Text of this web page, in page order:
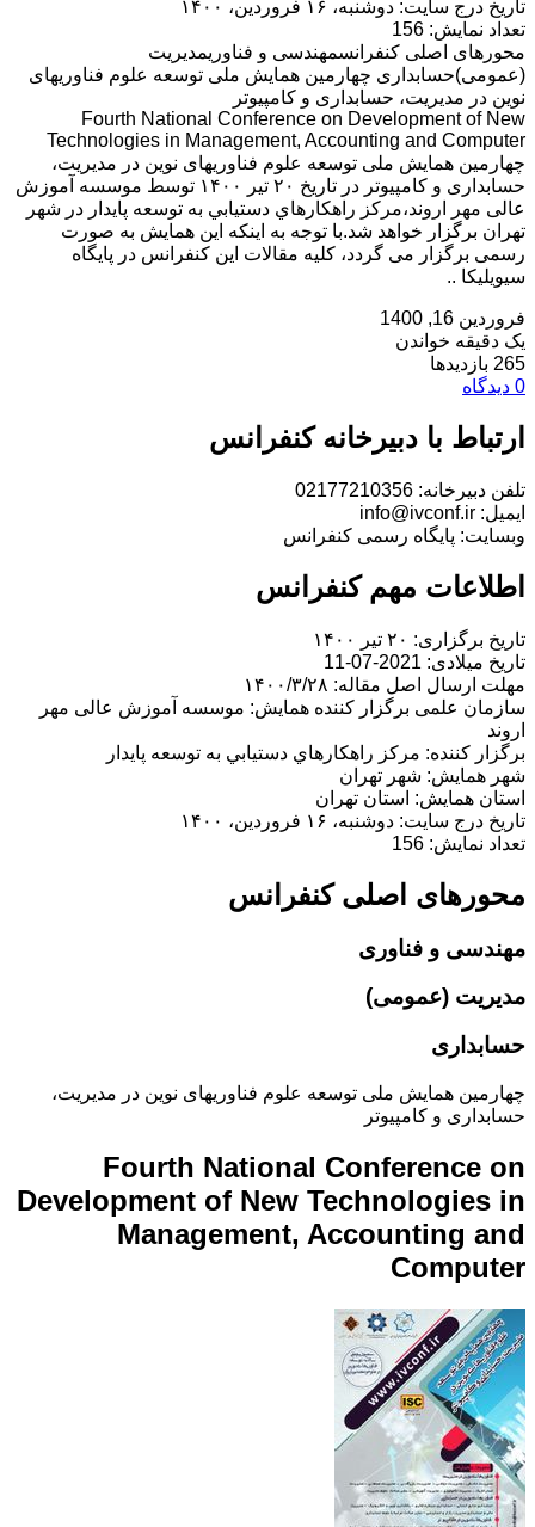
تاریخ درج سایت: دوشنبه، ۱۶ فروردین، ۱۴۰۰
تعداد نمایش: 156
محورهای اصلی کنفرانسمهندسی و فناوریمدیریت
(عمومی)حسابداری چهارمین همایش ملی توسعه علوم فناوریهای
نوین در مدیریت، حسابداری و کامپیوتر
Fourth National Conference on Development of New
Technologies in Management, Accounting and Computer
چهارمین همایش ملی توسعه علوم فناوریهای نوین در مدیریت،
حسابداری و کامپیوتر در تاریخ ۲۰ تیر ۱۴۰۰ توسط موسسه آموزش
عالی مهر اروند،مركز راهكارهاي دستيابي به توسعه پايدار در شهر
تهران برگزار خواهد شد.با توجه به اینکه این همایش به صورت
رسمی برگزار می گردد، کلیه مقالات این کنفرانس در پایگاه
سیویلیکا ..
فروردین 16, 1400
یک دقیقه خواندن
265 بازدیدها
0 دیدگاه
ارتباط با دبیرخانه کنفرانس
تلفن دبیرخانه: 02177210356
ایمیل: info@ivconf.ir
وبسایت: پایگاه رسمی کنفرانس
اطلاعات مهم کنفرانس
تاریخ برگزاری: ۲۰ تیر ۱۴۰۰
تاریخ میلادی: 2021-07-11
مهلت ارسال اصل مقاله: ۱۴۰۰/۳/۲۸
سازمان علمی برگزار کننده همایش: موسسه آموزش عالی مهر
اروند
برگزار کننده: مركز راهكارهاي دستيابي به توسعه پايدار
شهر همایش: شهر تهران
استان همایش: استان تهران
تاریخ درج سایت: دوشنبه، ۱۶ فروردین، ۱۴۰۰
تعداد نمایش: 156
محورهای اصلی کنفرانس
مهندسی و فناوری
مدیریت (عمومی)
حسابداری
چهارمین همایش ملی توسعه علوم فناوریهای نوین در مدیریت،
حسابداری و کامپیوتر
Fourth National Conference on
Development of New Technologies in
Management, Accounting and
Computer